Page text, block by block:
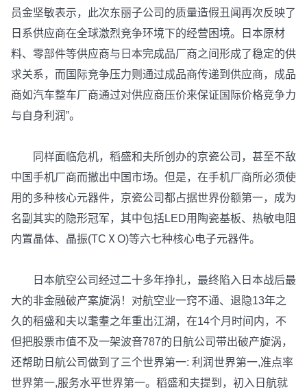
员金坚敏表示，此次东丽子公司的质量造假丑闻再次反映了
日系供应商在全球激烈竞争环境下的经营困境。日本原材
料、零部件等供应商与日本完成品厂商之间形成了稳定的供
求关系，而国际竞争压力则通过成品商传递到供应商，成品
商如汽车整车厂商通过对供应商压价来保证国际价格竞争力
与自身利润”。
同样面临危机，稻盛和夫所创办的京瓷公司，甚至不敌
中国手机厂商而撤出中国市场。但是，在手机厂商所必须使
用的多种核心元器件，京瓷公司都占据世界份额第一，成为
名副其实的隐形冠军，其中包括LED用陶瓷基板、热敏电阻
内置晶体、晶振(TCⅩO)等六七种核心电子元器件。
日本航空公司经过二十多年挣扎，最终陷入日本战后最
大的非金融破产案旋涡！对航空业一窍不通、退隐13年之
久的稻盛和夫以耄耋之年重出江湖，在14个月时间内，不
但把股票市值不及一架波音787的日航公司带出破产旋涡，
还帮助日航公司做到了三个世界第一: 利润世界第一,准点率
世界第一,服务水平世界第一。稻盛和夫提到，初入日航就